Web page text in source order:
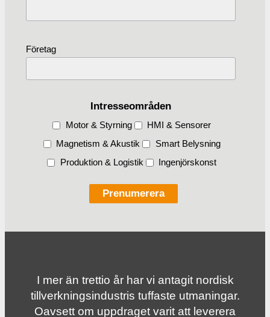
Företag
Intresseområden
Motor & Styrning
HMI & Sensorer
Magnetism & Akustik
Smart Belysning
Produktion & Logistik
Ingenjörskonst
I mer än trettio år har vi antagit nordisk
tillverknings­industris tuffaste utmaningar.
Oavsett om uppdraget varit att leverera